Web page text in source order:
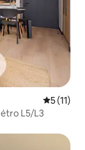
Note
5 (11)
L5/L3